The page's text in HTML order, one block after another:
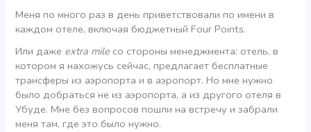
Меня по много раз в день приветствовали по имени в
каждом отеле, включая бюджетный Four Points.
Или даже extra mile со стороны менеджмента: отель, в
котором я нахожусь сейчас, предлагает бесплатные
трансферы из аэропорта и в аэропорт. Но мне нужно
было добраться не из аэропорта, а из другого отеля в
Убуде. Мне без вопросов пошли на встречу и забрали
меня там, где это было нужно.